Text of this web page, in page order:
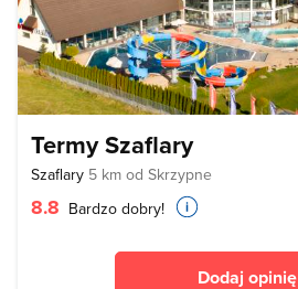
Termy Szaflary
Szaflary 5 km od Skrzypne
8.8 Bardzo dobry!
Dodaj opinię